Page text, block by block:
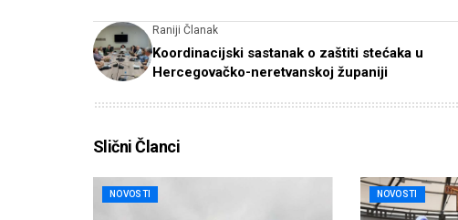
Raniji Članak
Koordinacijski sastanak o zaštiti stećaka u
Hercegovačko-neretvanskoj županiji
Slični Članci
NOVOSTI NOVOSTI